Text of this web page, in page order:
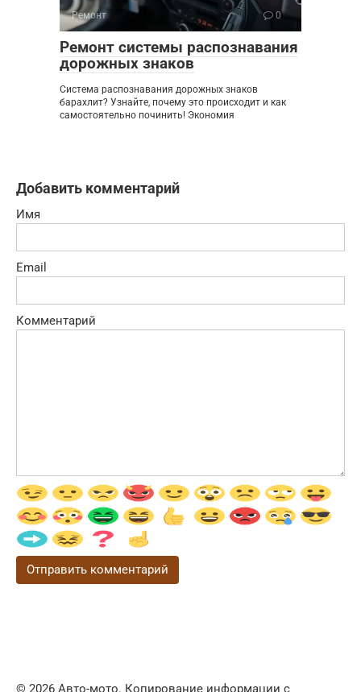
Ремонт 0
Ремонт системы распознавания
дорожных знаков
Система распознавания дорожных знаков
барахлит? Узнайте, почему это происходит и как
самостоятельно починить! Экономия
Добавить комментарий
Имя
Email
Комментарий
© 2026 Авто-мото. Копирование информации с